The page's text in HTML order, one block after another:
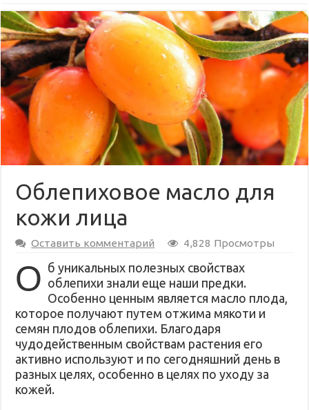
Облепиховое масло для
кожи лица
Оставить комментарий 4,828 Просмотры
О б уникальных полезных свойствах
облепихи знали еще наши предки.
Особенно ценным является масло плода,
которое получают путем отжима мякоти и
семян плодов облепихи. Благодаря
чудодейственным свойствам растения его
активно используют и по сегодняшний день в
разных целях, особенно в целях по уходу за
кожей.